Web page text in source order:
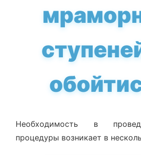
Необходимость в
процедуры возникает в